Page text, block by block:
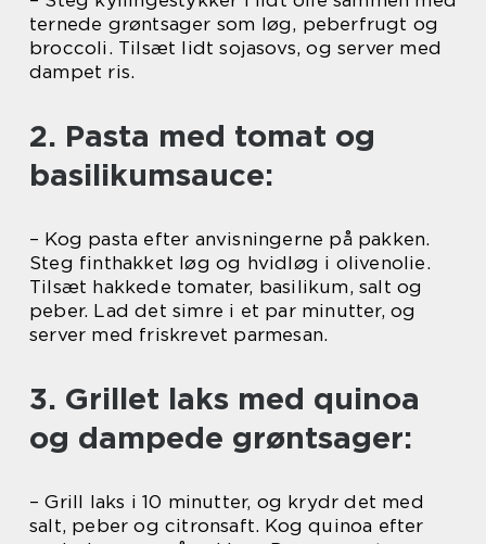
ternede grøntsager som løg, peberfrugt og
broccoli. Tilsæt lidt sojasovs, og server med
dampet ris.
2. Pasta med tomat og
basilikumsauce:
– Kog pasta efter anvisningerne på pakken.
Steg finthakket løg og hvidløg i olivenolie.
Tilsæt hakkede tomater, basilikum, salt og
peber. Lad det simre i et par minutter, og
server med friskrevet parmesan.
3. Grillet laks med quinoa
og dampede grøntsager:
– Grill laks i 10 minutter, og krydr det med
salt, peber og citronsaft. Kog quinoa efter